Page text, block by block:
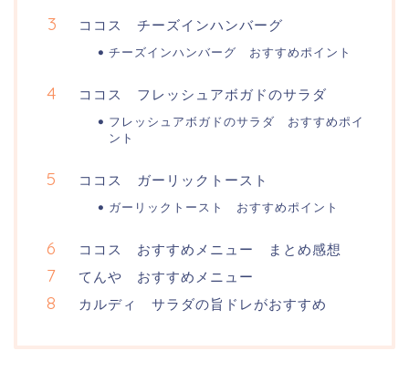
ココス チーズインハンバーグ
チーズインハンバーグ おすすめポイント
ココス フレッシュアボガドのサラダ
フレッシュアボガドのサラダ おすすめポイ
ント
ココス ガーリックトースト
ガーリックトースト おすすめポイント
ココス おすすめメニュー まとめ感想
てんや おすすめメニュー
カルディ サラダの旨ドレがおすすめ